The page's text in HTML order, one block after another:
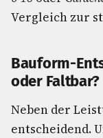
Vergleich zur
Bauform-
oder Faltbar?
Neben der
entscheidend.